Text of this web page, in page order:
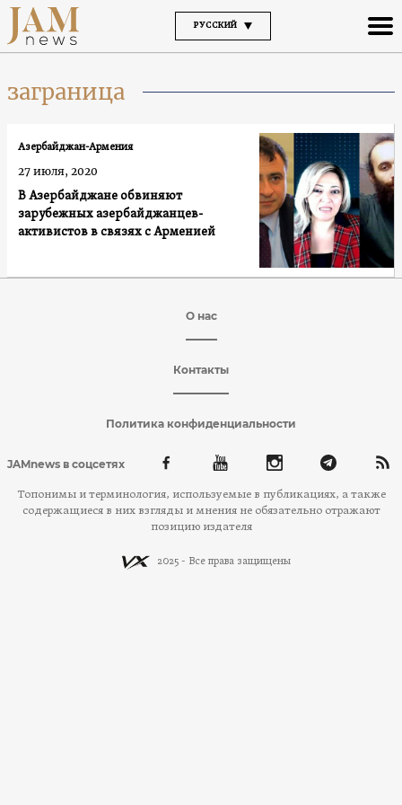
РУССКИЙ
заграница
В Азербайджане обвиняют
зарубежных азербайджанцев-
активистов в связях с Арменией
Азербайджан-Армения
27 июля, 2020
О нас
Контакты
Политика конфиденциальности
JAMnews в соцсетях
Топонимы и терминология, используемые в публикациях, а также
содержащиеся в них взгляды и мнения не обязательно отражают
позицию издателя
2025 - Все права защищены